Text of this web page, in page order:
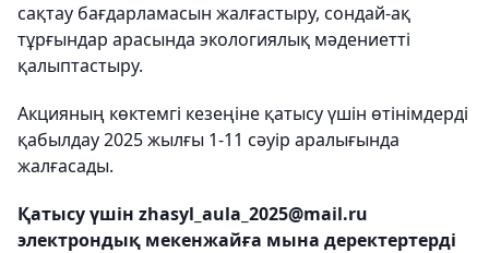
сақтау бағдарламасын жалғастыру, сондай-ақ
тұрғындар арасында экологиялық мәдениетті
қалыптастыру.
Акцияның көктемгі кезеңіне қатысу үшін өтінімдерді
қабылдау 2025 жылғы 1-11 сәуір аралығында
жалғасады.
Қатысу үшін zhasyl_aula_2025@mail.ru
электрондық мекенжайға мына деректертерді